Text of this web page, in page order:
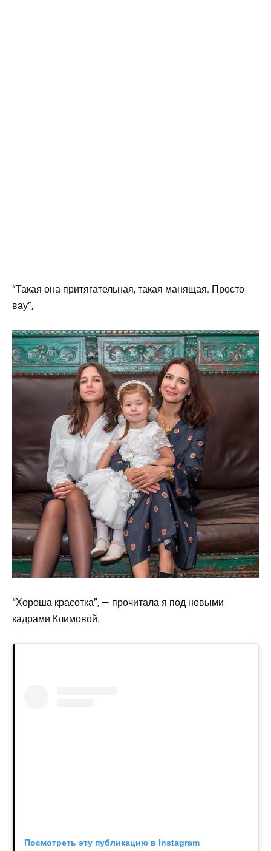
“Такая она притягательная, такая манящая. Просто
вау”,
“Хороша красотка”, — прочитала я под новыми
кадрами Климовой.
Посмотреть эту публикацию в Instagram